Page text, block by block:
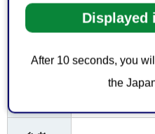
Displayed
After 10 seconds, you
the
てい
ただ
の
なし（本人確